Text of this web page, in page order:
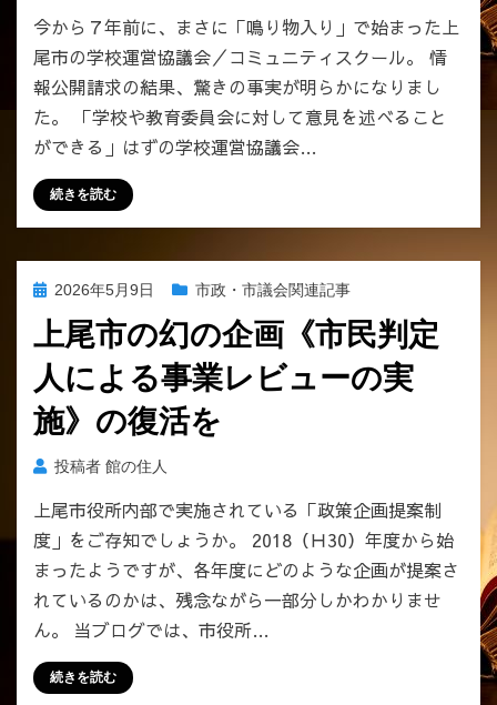
３
３
校
［学
校
協
／
コ
ミ
ュ
ニ
テ
ー
ル］
の
現
地
今から７年前に、まさに「鳴り物入り」で始まった上
尾市の学校運営協議会／コミュニティスクール。 情
報公開請求の結果、驚きの事実が明らかになりまし
た。 「学校や教育委員会に対して意見を述べること
ができる」はずの学校運営協議会…
続きを読む
投
日:
2026年5月9日 市政・市議会関連記事
上尾市の幻の企画《市民判定
人による事業レビューの実
施》の復活を
投稿者 館の住人
上尾市役所内部で実施されている「政策企画提案制
度」をご存知でしょうか。 2018（Ｈ30）年度から始
まったようですが、各年度にどのような企画が提案さ
れているのかは、残念ながら一部分しかわかりませ
ん。 当ブログでは、市役所…
続きを読む